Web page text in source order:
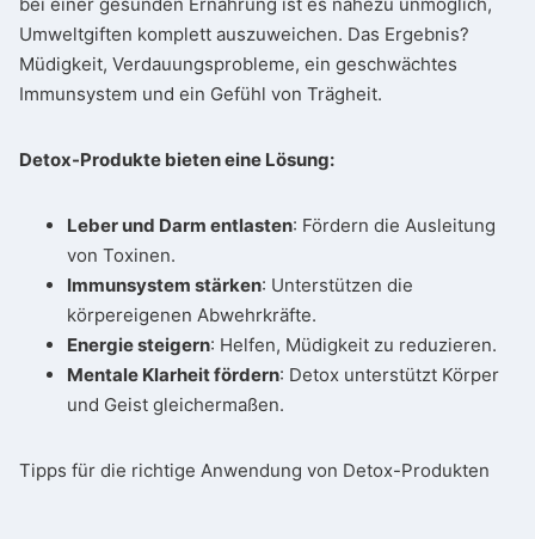
Umweltgiften komplett auszuweichen. Das Ergebnis?
Müdigkeit, Verdauungsprobleme, ein geschwächtes
Immunsystem und ein Gefühl von Trägheit.
Detox-Produkte bieten eine Lösung:
Leber und Darm entlasten: Fördern die Ausleitung
von Toxinen.
Immunsystem stärken: Unterstützen die
körpereigenen Abwehrkräfte.
Energie steigern: Helfen, Müdigkeit zu reduzieren.
Mentale Klarheit fördern: Detox unterstützt Körper
und Geist gleichermaßen.
Tipps für die richtige Anwendung von Detox-Produkten